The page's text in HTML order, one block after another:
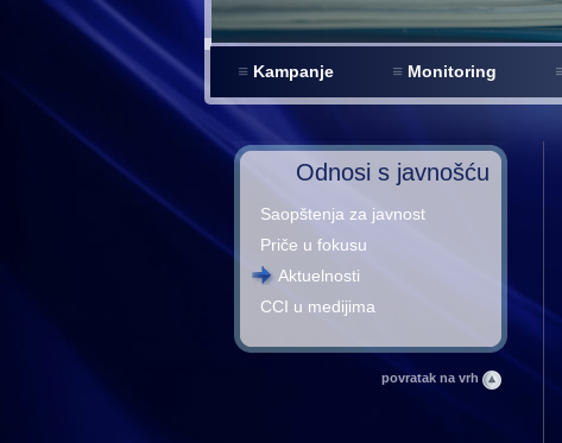
Kampanje Monitoring
Odnosi s javnošću
Saopštenja za javnost
Priče u fokusu
Aktuelnosti
CCI u medijima
povratak na vrh